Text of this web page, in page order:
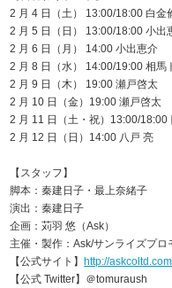
2 月 4 日（土） 13:00/18:00 白金
2 月 5 日（日） 13:00/18:00 小出
2 月 6 日（月） 14:00 小出恵介
2 月 8 日（水） 14:00/19:00 相馬
2 月 9 日（木） 19:00 瀬戸啓太
2 月 10 日（金）19:00 瀬戸啓太
2 月 11 日（土・祝）13:00/18:00
2 月 12 日（日）14:00 八戸 亮
【スタッフ】
脚本：秦建日子・最上奈緒子
演出：秦建日子
企画：苅羽 悠（Ask）
主催・製作：Ask/サンライズプロ
【公式サイト】http://
【公式 Twitter】＠tomuraush